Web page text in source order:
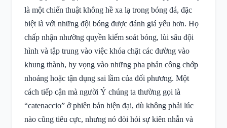
là một chiến thuật không hề xa lạ trong bóng đá, đặc
biệt là với những đội bóng được đánh giá yếu hơn. Họ
chấp nhận nhường quyền kiểm soát bóng, lùi sâu đội
hình và tập trung vào việc khóa chặt các đường vào
khung thành, hy vọng vào những pha phản công chớp
nhoáng hoặc tận dụng sai lầm của đối phương. Một
cách tiếp cận mà người Ý chúng ta thường gọi là
“catenaccio” ở phiên bản hiện đại, dù không phải lúc
nào cũng tiêu cực, nhưng nó đòi hỏi sự kiên nhẫn và